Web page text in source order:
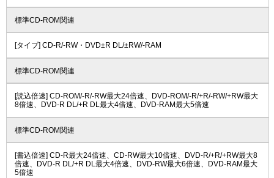
標準CD-ROM関連
[タイプ] CD-R/-RW・DVD±R DL/±RW/-RAM
標準CD-ROM関連
[読込倍速] CD-ROM/-R/-RW最大24倍速、DVD-ROM/-R/+R/-RW/+RW最大
8倍速、DVD-R DL/+R DL最大4倍速、DVD-RAM最大5倍速
標準CD-ROM関連
[書込倍速] CD-R最大24倍速、CD-RW最大10倍速、DVD-R/+R/+RW最大8
倍速、DVD-R DL/+R DL最大4倍速、DVD-RW最大6倍速、DVD-RAM最大
5倍速